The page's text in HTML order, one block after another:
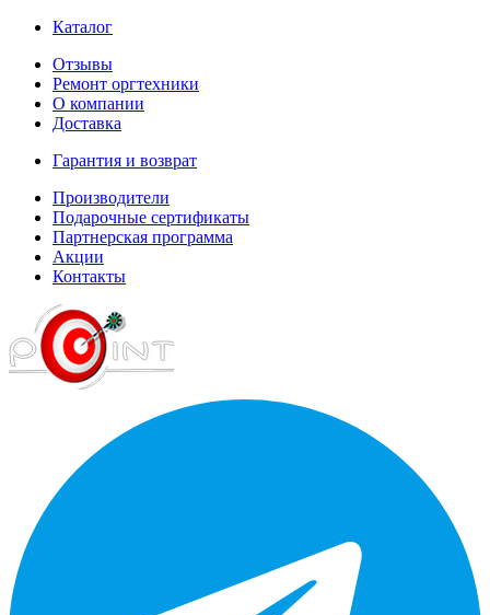
Каталог
Отзывы
Ремонт оргтехники
О компании
Доставка
Гарантия и возврат
Производители
Подарочные сертификаты
Партнерская программа
Акции
Контакты